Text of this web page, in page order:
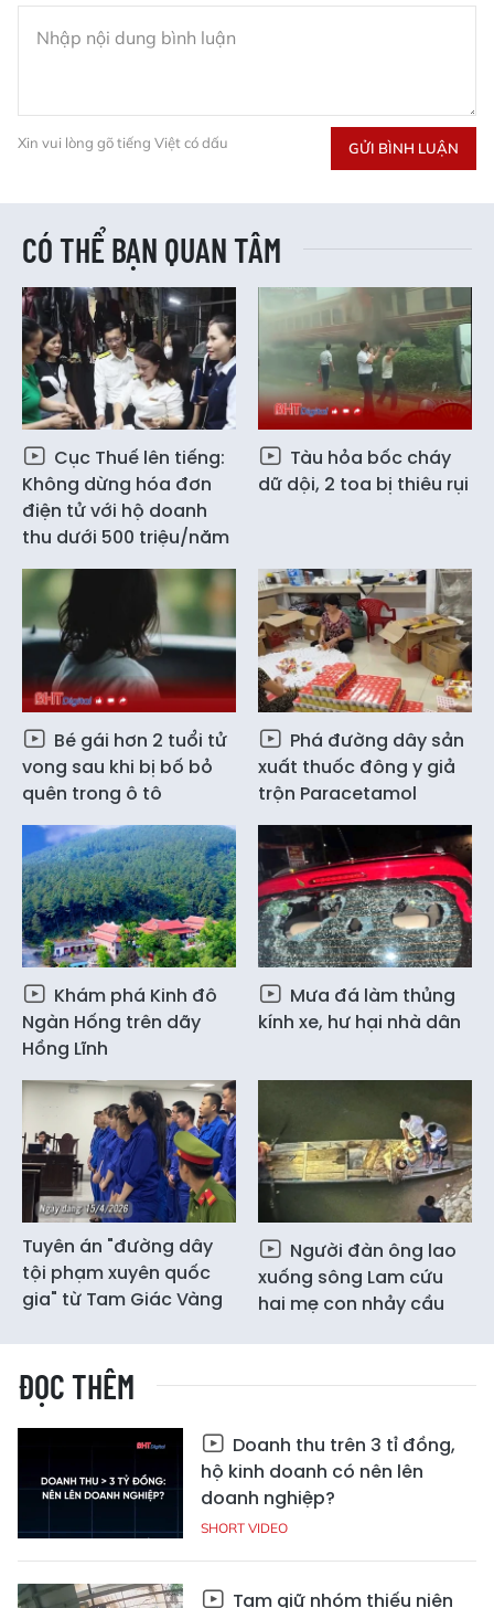
Xin vui lòng gõ tiếng Việt có dấu GỬI BÌNH LUẬN
CÓ THỂ BẠN QUAN TÂM
Cục Thuế lên tiếng:
Không dừng hóa đơn
điện tử với hộ doanh
thu dưới 500 triệu/năm
Tàu hỏa bốc cháy
dữ dội, 2 toa bị thiêu rụi
Bé gái hơn 2 tuổi tử
vong sau khi bị bố bỏ
quên trong ô tô
Phá đường dây sản
xuất thuốc đông y giả
trộn Paracetamol
Khám phá Kinh đô
Ngàn Hống trên dãy
Hồng Lĩnh
Mưa đá làm thủng
kính xe, hư hại nhà dân
Tuyên án "đường dây
tội phạm xuyên quốc
gia" từ Tam Giác Vàng
Người đàn ông lao
xuống sông Lam cứu
hai mẹ con nhảy cầu
ĐỌC THÊM
Doanh thu trên 3 tỉ đồng,
hộ kinh doanh có nên lên
doanh nghiệp?
SHORT VIDEO
Tạm giữ nhóm thiếu niên